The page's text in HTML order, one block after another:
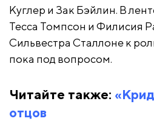
Куглер и Зак Бэйлин. В
Тесса Томпсон и Филисия
Сильвестра Сталлоне к
пока под вопросом.
Читайте также:
отцов